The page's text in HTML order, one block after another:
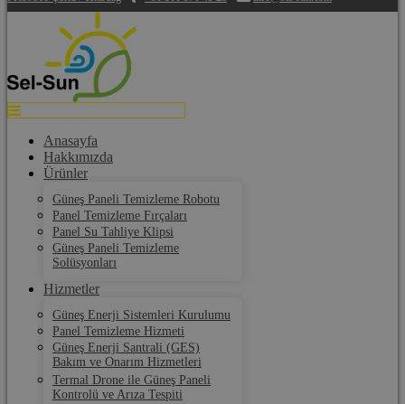
Anasayfa
Hakkımızda
Ürünler
Güneş Paneli Temizleme Robotu
Panel Temizleme Fırçaları
Panel Su Tahliye Klipsi
Güneş Paneli Temizleme
Solüsyonları
Hizmetler
Güneş Enerji Sistemleri Kurulumu
Panel Temizleme Hizmeti
Güneş Enerji Santrali (GES)
Bakım ve Onarım Hizmetleri
Termal Drone ile Güneş Paneli
Kontrolü ve Arıza Tespiti